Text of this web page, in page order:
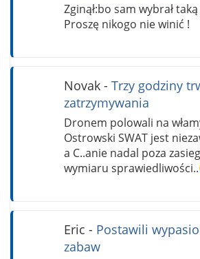
Zginął:bo sam wybrał
Proszę nikogo nie winić !
Novak- Trzy godziny
zatrzymywania
Dronem polowali na
Ostrowski SWAT jest
a C..anie nadal poza
wymiaru sprawiedliwości..
Eric - Postawili
zabaw